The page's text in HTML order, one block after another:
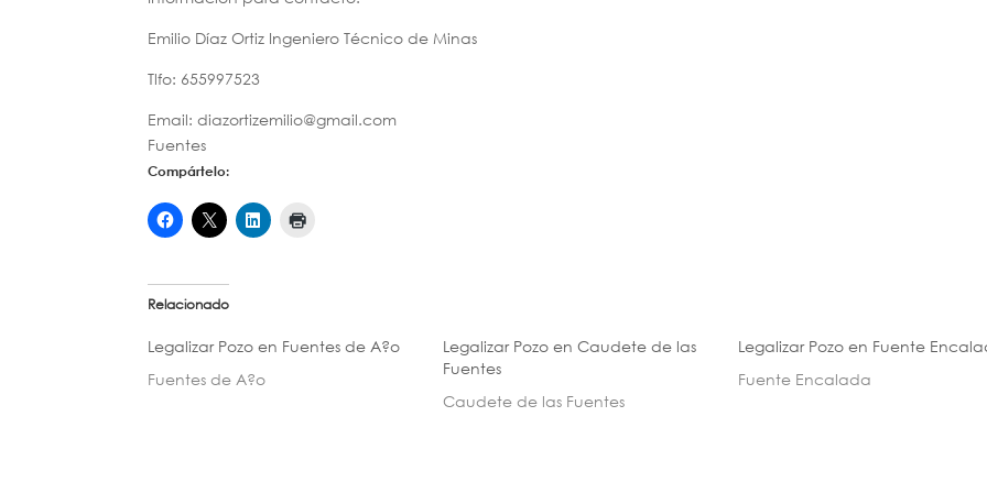
Emilio Díaz Ortiz Ingeniero Técnico de Minas
Tlfo: 655997523
Email: diazortizemilio@gmail.com
Fuentes
Compártelo:
Relacionado
Legalizar Pozo en Fuentes de A?o
Fuentes de A?o
Legalizar Pozo en Caudete de las
Fuentes
Caudete de las Fuentes
Legalizar Pozo en Fuente
Fuente Encalada